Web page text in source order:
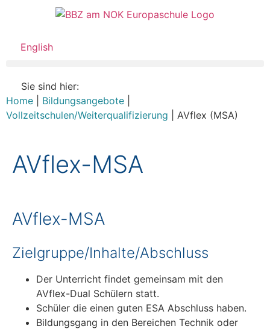
English
Sie sind hier:
Home
Bildungsangebote
Vollzeitschulen/Weiterqualifizierung
AVflex (MSA)
AVflex-MSA
AVflex-MSA
Zielgruppe/Inhalte/Abschluss
Der Unterricht findet gemeinsam mit den
AVflex-Dual Schülern statt.
Schüler die einen guten ESA Abschluss haben.
Bildungsgang in den Bereichen Technik oder